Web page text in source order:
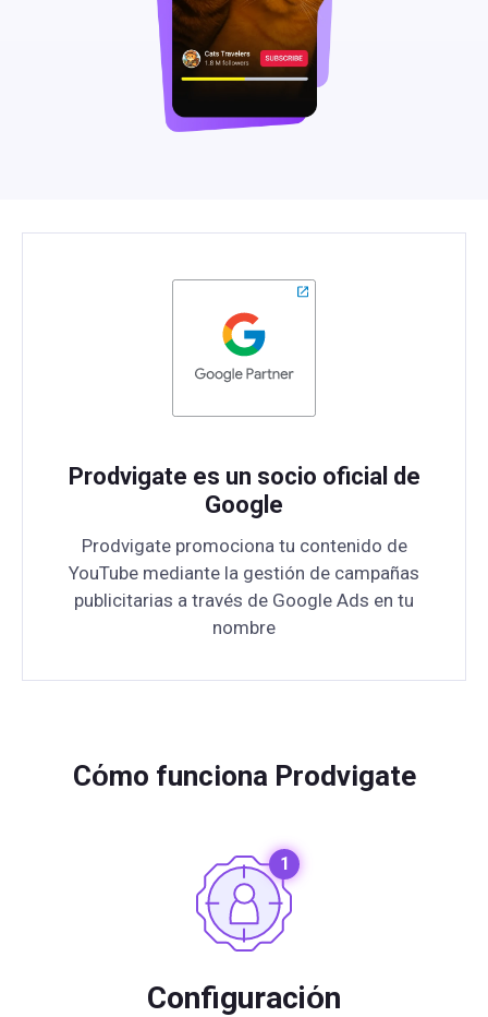
Prodvigate es un socio oficial de
Google
Prodvigate promociona tu contenido de
YouTube mediante la gestión de campañas
publicitarias a través de Google Ads en tu
nombre
Cόmo funciona Prodvigate
Configuraciόn